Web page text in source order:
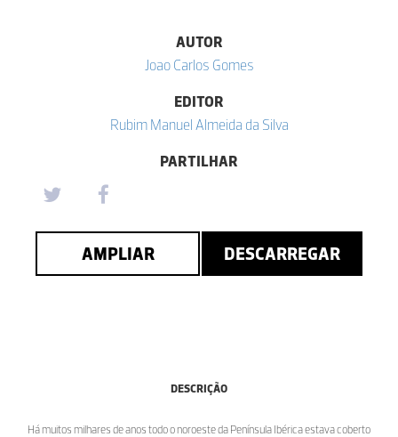
AUTOR
Joao Carlos Gomes
EDITOR
Rubim Manuel Almeida da Silva
PARTILHAR
AMPLIAR DESCARREGAR
DESCRIÇÃO
Há muitos milhares de anos todo o noroeste da Península Ibérica estava coberto